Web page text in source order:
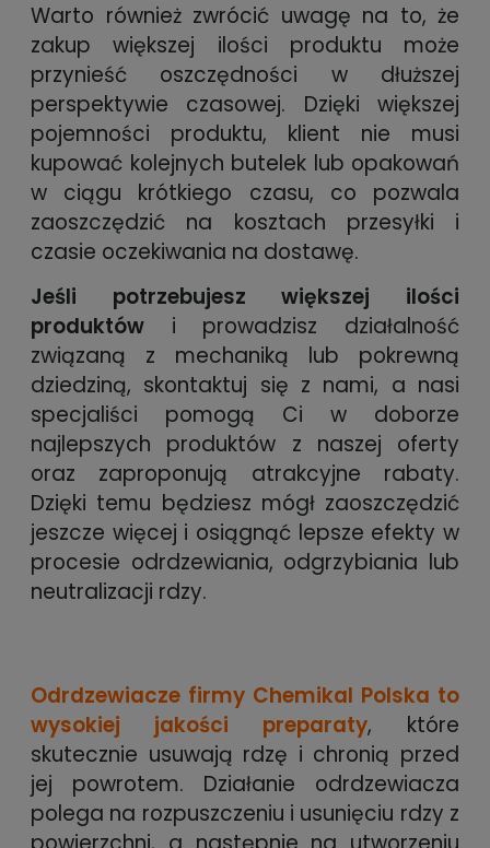
Warto również zwrócić uwagę na to, że
zakup większej ilości produktu może
przynieść oszczędności w dłuższej
perspektywie czasowej. Dzięki większej
pojemności produktu, klient nie musi
kupować kolejnych butelek lub opakowań
w ciągu krótkiego czasu, co pozwala
zaoszczędzić na kosztach przesyłki i
czasie oczekiwania na dostawę.
Jeśli potrzebujesz większej ilości
produktów i prowadzisz działalność
związaną z mechaniką lub pokrewną
dziedziną, skontaktuj się z nami, a nasi
specjaliści pomogą Ci w doborze
najlepszych produktów z naszej oferty
oraz zaproponują atrakcyjne rabaty.
Dzięki temu będziesz mógł zaoszczędzić
jeszcze więcej i osiągnąć lepsze efekty w
procesie odrdzewiania, odgrzybiania lub
neutralizacji rdzy.
Odrdzewiacze firmy Chemikal Polska to
wysokiej jakości preparaty, które
skutecznie usuwają rdzę i chronią przed
jej powrotem. Działanie odrdzewiacza
polega na rozpuszczeniu i usunięciu rdzy z